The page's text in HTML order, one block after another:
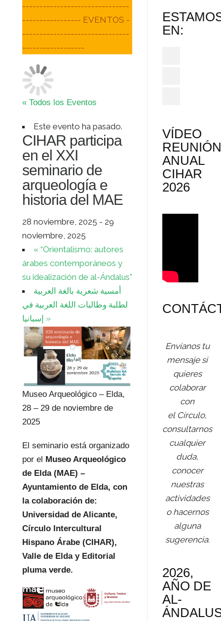
-------------------------------
----------------- EVENTOS -
-------------------------------
------------------
« Todos los Eventos
Este evento ha pasado.
CIHAR participa
en el XXI
seminario de
arqueología e
historia del MAE
28 noviembre, 2025 - 29
noviembre, 2025
« “Orientalismo: autores
árabes contemporáneos y
su idealización de al-Ándalus”
أمسية شعرية بالغة العربية
لطلبة وطالبات اللغة العربية في
»
Museo Arqueológico – Elda,
28 – 29 de noviembre de
2025
El seminario está organizado
por el Museo Arqueológico
de Elda (MAE) –
Ayuntamiento de Elda, con
la colaboración de:
Universidad de Alicante,
Círculo Intercultural
Hispano Árabe (CIHAR),
Valle de Elda y Editorial
pluma verde.
EN:
VÍDEO
ANUAL
CIHAR
2026
Envíanos tu
mensaje si
quieres
colaborar
con
el Círculo,
consultarnos
cualquier
duda,
conocer
nuestras
actividades
o hacernos
alguna
sugerencia.
2026,
AÑO DE
AL-